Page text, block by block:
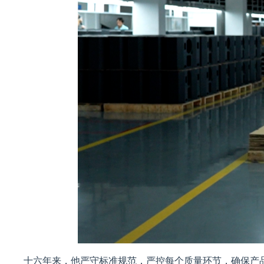
十六年来，他严守标准规范，严控每个质量环节，确保